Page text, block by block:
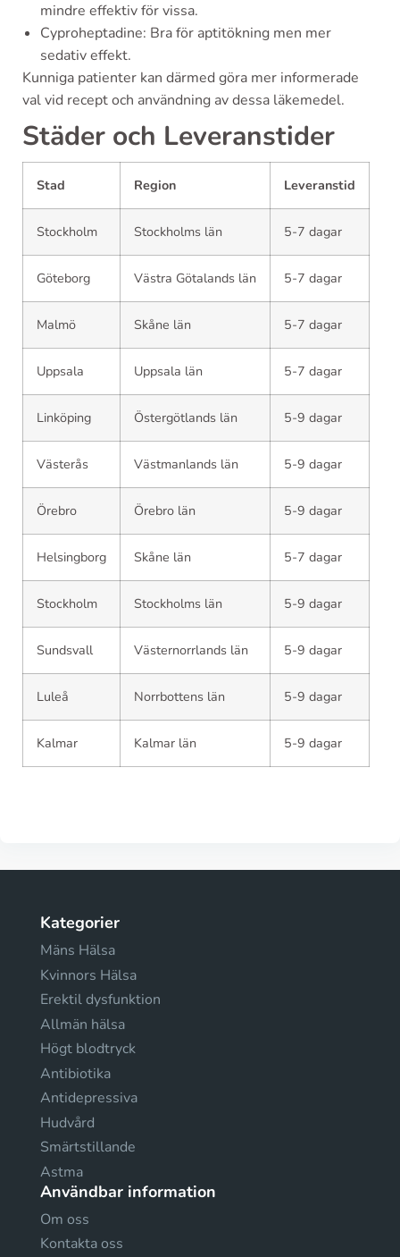
mindre effektiv för vissa.
Cyproheptadine: Bra för aptitökning men mer
sedativ effekt.
Kunniga patienter kan därmed göra mer informerade
val vid recept och användning av dessa läkemedel.
Städer och Leveranstider
Stad Region Leveranstid
Stockholm Stockholms län 5-7 dagar
Göteborg Västra Götalands län 5-7 dagar
Malmö Skåne län 5-7 dagar
Uppsala Uppsala län 5-7 dagar
Linköping Östergötlands län 5-9 dagar
Västerås Västmanlands län 5-9 dagar
Örebro Örebro län 5-9 dagar
Helsingborg Skåne län 5-7 dagar
Stockholm Stockholms län 5-9 dagar
Sundsvall Västernorrlands län 5-9 dagar
Luleå Norrbottens län 5-9 dagar
Kalmar Kalmar län 5-9 dagar
Kategorier
Mäns Hälsa
Kvinnors Hälsa
Erektil dysfunktion
Allmän hälsa
Högt blodtryck
Antibiotika
Antidepressiva
Hudvård
Smärtstillande
Astma
Användbar information
Om oss
Kontakta oss